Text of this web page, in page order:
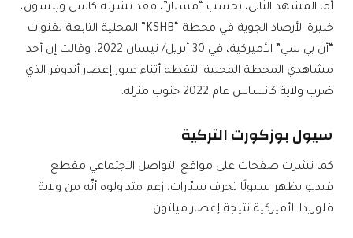
أما المشهد الثاني، بحسب “مسبار”، فقد نشرته كاسي ويلسون،
خبيرة الأرصاد الجوية في محطة “KSHB” المحلية التابعة لقنوات
“أن بي سي” الأميركية، في 30 أبريل/ نيسان 2022، وقالت إن أحد
مشاهدي المحطة المحلية التقطه أثناء عبور إعصار أندوفر الذي
ضرب ولاية كانساس عام 2022 جنوب منزله.
سيول بوزكورت التركية
كما نشرت صفحات على مواقع التواصل الاجتماعي مقطع
فيديو يظهر سيولًا تجرف سيّارات، زعم متداولوه أنّه من ولاية
فلوريدا الأميركية نتيجة إعصار ميلتون.